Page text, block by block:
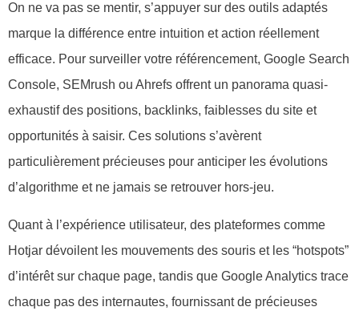
On ne va pas se mentir, s’appuyer sur des outils adaptés
marque la différence entre intuition et action réellement
efficace. Pour surveiller votre référencement, Google Search
Console, SEMrush ou Ahrefs offrent un panorama quasi-
exhaustif des positions, backlinks, faiblesses du site et
opportunités à saisir. Ces solutions s’avèrent
particulièrement précieuses pour anticiper les évolutions
d’algorithme et ne jamais se retrouver hors-jeu.
Quant à l’expérience utilisateur, des plateformes comme
Hotjar dévoilent les mouvements des souris et les “hotspots”
d’intérêt sur chaque page, tandis que Google Analytics trace
chaque pas des internautes, fournissant de précieuses